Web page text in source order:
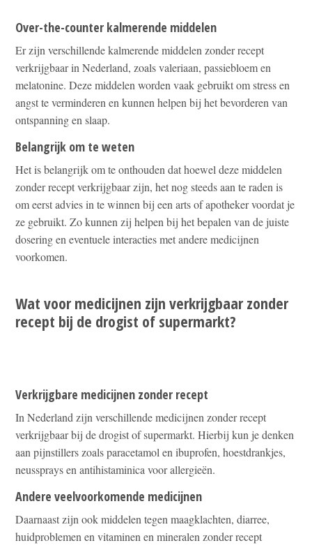
Over-the-counter kalmerende middelen
Er zijn verschillende kalmerende middelen zonder recept
verkrijgbaar in Nederland, zoals valeriaan, passiebloem en
melatonine. Deze middelen worden vaak gebruikt om stress en
angst te verminderen en kunnen helpen bij het bevorderen van
ontspanning en slaap.
Belangrijk om te weten
Het is belangrijk om te onthouden dat hoewel deze middelen
zonder recept verkrijgbaar zijn, het nog steeds aan te raden is
om eerst advies in te winnen bij een arts of apotheker voordat je
ze gebruikt. Zo kunnen zij helpen bij het bepalen van de juiste
dosering en eventuele interacties met andere medicijnen
voorkomen.
Wat voor medicijnen zijn verkrijgbaar zonder
recept bij de drogist of supermarkt?
Verkrijgbare medicijnen zonder recept
In Nederland zijn verschillende medicijnen zonder recept
verkrijgbaar bij de drogist of supermarkt. Hierbij kun je denken
aan pijnstillers zoals paracetamol en ibuprofen, hoestdrankjes,
neussprays en antihistaminica voor allergieën.
Andere veelvoorkomende medicijnen
Daarnaast zijn ook middelen tegen maagklachten, diarree,
huidproblemen en vitaminen en mineralen zonder recept